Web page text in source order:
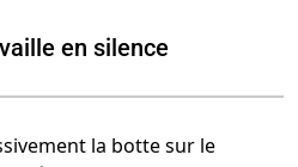
en silence